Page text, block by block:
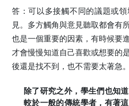
答：可以多接觸不同的議題或
見。多方觸角與意見聽取都會有
也是一個重要的因素，有時候要
才會慢慢知道自己喜歡或想要的
後還是找不到，也不需要太著急
除了研究之外，學生們也知
較於一般的傳統學者，有著